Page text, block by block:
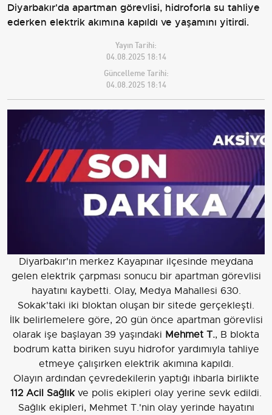
Diyarbakır'da apartman görevlisi, hidroforla su tahliye
ederken elektrik akımına kapıldı ve yaşamını yitirdi.
Yayın Tarihi:
04.08.2025 18:14
Güncelleme Tarihi:
04.08.2025 18:14
Diyarbakır'ın merkez Kayapınar ilçesinde meydana
gelen elektrik çarpması sonucu bir apartman görevlisi
hayatını kaybetti. Olay, Medya Mahallesi 630.
Sokak'taki iki bloktan oluşan bir sitede gerçekleşti.
İlk belirlemelere göre, 20 gün önce apartman görevlisi
olarak işe başlayan 39 yaşındaki Mehmet T., B blokta
bodrum katta biriken suyu hidrofor yardımıyla tahliye
etmeye çalışırken elektrik akımına kapıldı.
Olayın ardından çevredekilerin yaptığı ihbarla birlikte
112 Acil Sağlıkve polis ekipleri olay yerine sevk edildi.
Sağlık ekipleri, Mehmet T.'nin olay yerinde hayatını